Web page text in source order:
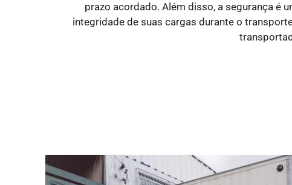
prazo acordado. Além disso, a segurança é
integridade de suas cargas durante o